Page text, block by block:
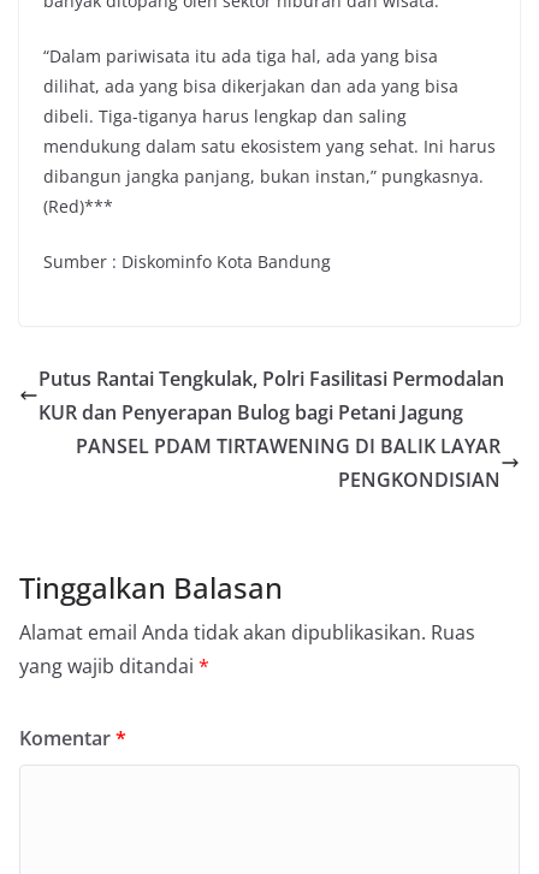
“Dalam pariwisata itu ada tiga hal, ada yang bisa
dilihat, ada yang bisa dikerjakan dan ada yang bisa
dibeli. Tiga-tiganya harus lengkap dan saling
mendukung dalam satu ekosistem yang sehat. Ini harus
dibangun jangka panjang, bukan instan,” pungkasnya.
(Red)***
Sumber : Diskominfo Kota Bandung
Putus Rantai Tengkulak, Polri Fasilitasi Permodalan
KUR dan Penyerapan Bulog bagi Petani Jagung
PANSEL PDAM TIRTAWENING DI BALIK LAYAR
PENGKONDISIAN
Tinggalkan Balasan
Alamat email Anda tidak akan dipublikasikan. Ruas
yang wajib ditandai *
Komentar*